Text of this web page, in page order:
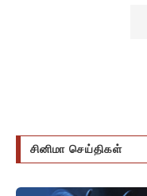
சினிமா செய்திகள்